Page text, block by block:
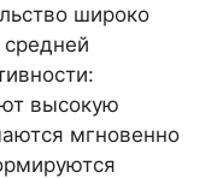
широко
высокую
мгновенно